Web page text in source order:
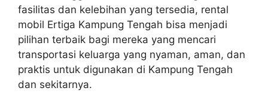
fasilitas dan kelebihan yang tersedia, rental
mobil Ertiga Kampung Tengah bisa menjadi
pilihan terbaik bagi mereka yang mencari
transportasi keluarga yang nyaman, aman, dan
praktis untuk digunakan di Kampung Tengah
dan sekitarnya.